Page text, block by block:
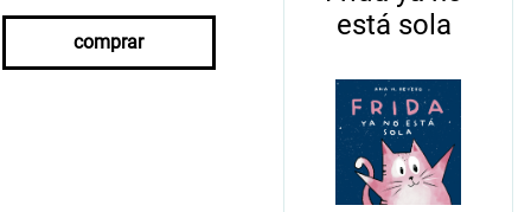
comprar
está sola